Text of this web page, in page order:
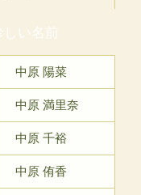
しい名前
中原 陽菜
中原 満里奈
中原 千裕
中原 侑香